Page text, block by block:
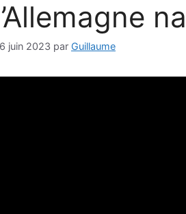
juin 2023 par Guillaume